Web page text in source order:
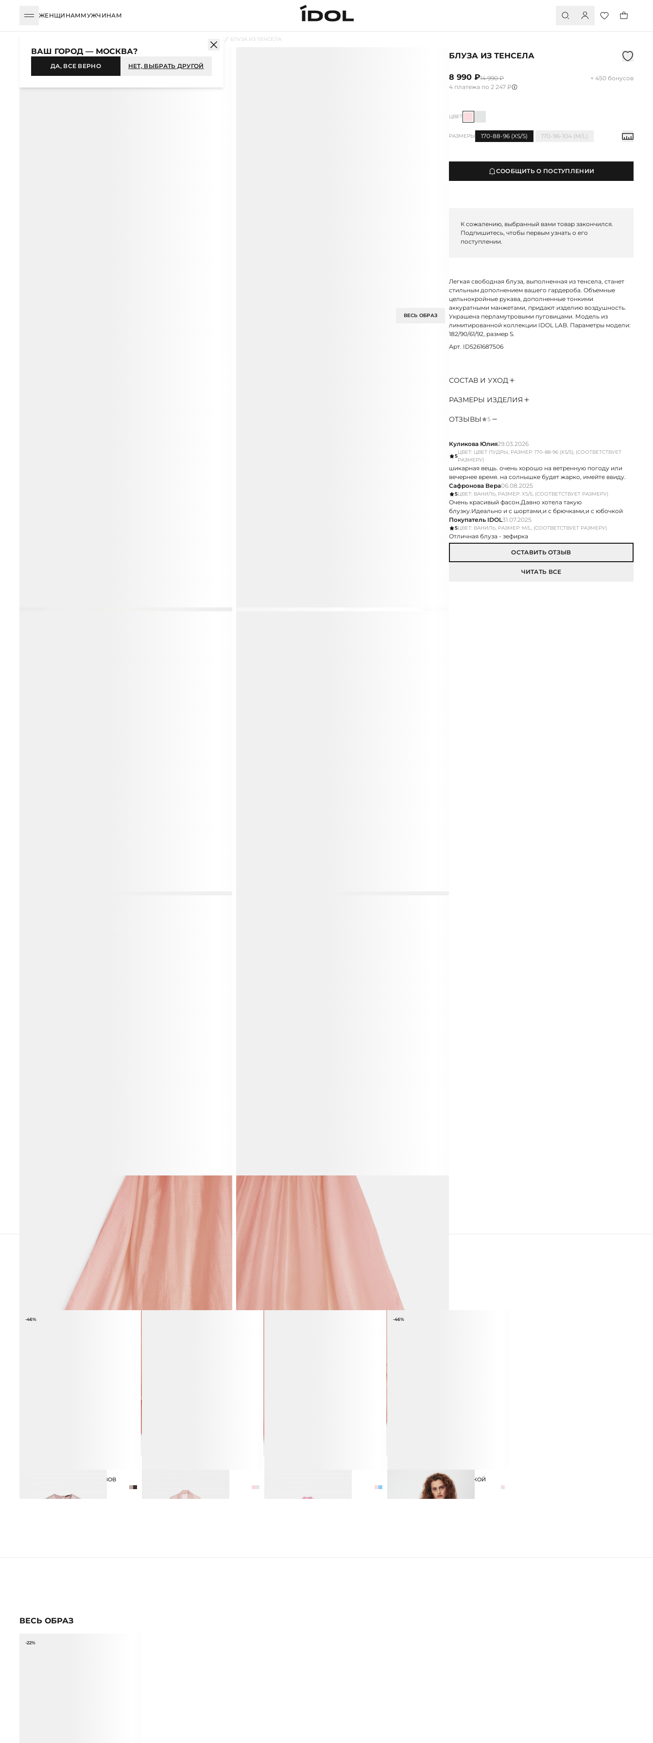
ЖЕНЩИНАММУЖЧИНАМ
БЛУЗА ИЗ ТЕНСЕЛА
ВЕСЬ ОБРАЗ
БЛУЗА ИЗ ТЕНСЕЛА
8 990 ₽14 990 ₽
+ 450 бонусов
4 платежа по 2 247 ₽
ЦВЕТ
РАЗМЕРЫ 170-88-96 (XS/S) 170-96-104 (M/L)
СООБЩИТЬ О ПОСТУПЛЕНИИ
К сожалению, выбранный вами товар закончился.
Подпишитесь, чтобы первым узнать о его
поступлении.
Легкая свободная блуза, выполненная из тенсела, станет
стильным дополнением вашего гардероба. Объемные
цельнокройные рукава, дополненные тонкими
аккуратными манжетами, придают изделию воздушность.
Украшена перламутровыми пуговицами. Модель из
лимитированной коллекции IDOL LAB. Параметры модели:
182/90/61/92, размер S.
Арт. ID5261687506
СОСТАВ И УХОД
РАЗМЕРЫ ИЗДЕЛИЯ
ОТЗЫВЫ 5
Куликова Юлия29.03.2026
5
ЦВЕТ: ЦВЕТ ПУДРЫ, РАЗМЕР: 170-88-96 (XS/S), (СООТВЕТСТВУЕТ
РАЗМЕРУ)
шикарная вещь. очень хорошо на ветренную погоду или
вечернее время. на солнышке будет жарко, имейте ввиду.
Сафронова Вера06.08.2025
5ЦВЕТ: ВАНИЛЬ, РАЗМЕР: XS/S, (СООТВЕТСТВУЕТ РАЗМЕРУ)
Очень красивый фасон.Давно хотела такую
блузку.Идеально и с шортами,и с брючками,и с юбочкой
Покупатель IDOL31.07.2025
5ЦВЕТ: ВАНИЛЬ, РАЗМЕР: M/L, (СООТВЕТСТВУЕТ РАЗМЕРУ)
Отличная блуза - зефирка
ОСТАВИТЬ ОТЗЫВ
ЧИТАТЬ ВСЕ
ВЕСЬ ОБРАЗ
-22%
ПОХОЖИЕ ТОВАРЫ
-46%
БЛУЗА ИЗ ШЁЛКА БЕЗ РУКАВОВ
-46%
БЛУЗА ИЗ ЛИОЦЕЛЛА С БАСКОЙ
12 990 ₽
ВАШ ГОРОД — МОСКВА?
ДА, ВСЕ ВЕРНО НЕТ, ВЫБРАТЬ ДРУГОЙ